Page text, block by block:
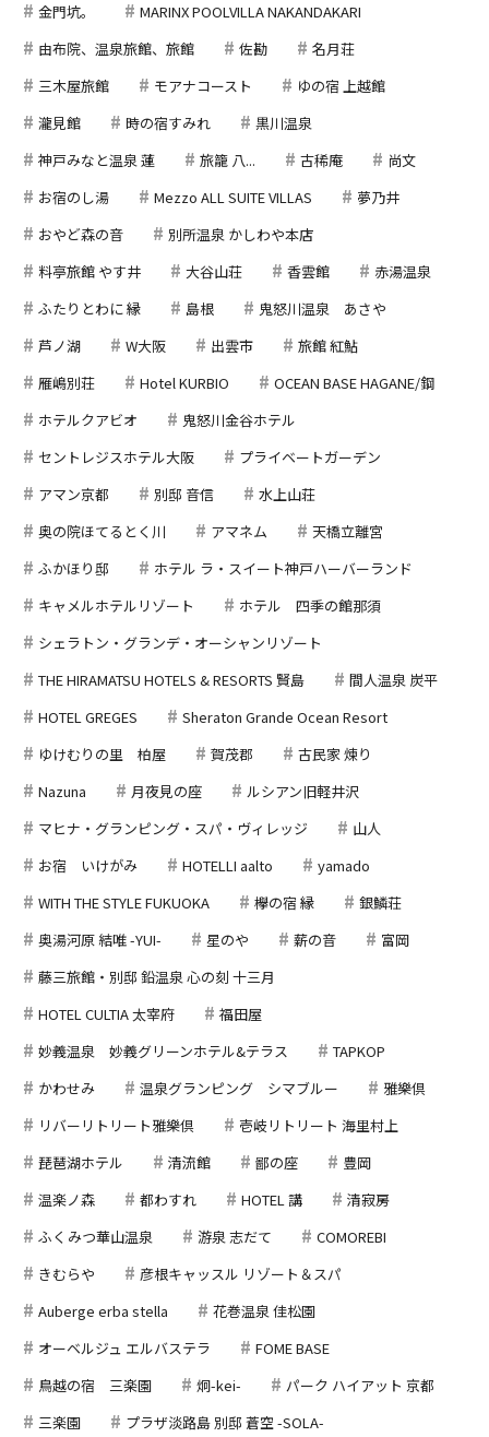
金門坑。
MARINX POOLVILLA NAKANDAKARI
由布院、温泉旅館、旅館
佐勘
名月荘
三木屋旅館
モアナコースト
ゆの宿 上越館
瀧見館
時の宿すみれ
黒川温泉
神戸みなと温泉 蓮
旅籠 八... 古稀庵
尚文
お宿のし湯
Mezzo ALL SUITE VILLAS
夢乃井
おやど森の音
別所温泉 かしわや本店
料亭旅館 やす井
大谷山荘 香雲館
赤湯温泉
ふたりとわに 縁
島根
鬼怒川温泉 あさや
芦ノ湖
W大阪 出雲市
旅館 紅鮎
雁嶋別荘
Hotel KURBIO
OCEAN BASE HAGANE/鋼
ホテルクアビオ
鬼怒川金谷ホテル
セントレジスホテル大阪
プライベートガーデン
アマン京都
別邸 音信
水上山荘
奥の院ほてるとく川
アマネム
天橋立離宮
ふかほり邸
ホテル ラ・スイート神戸ハーバーランド
キャメルホテルリゾート
ホテル 四季の館那須
シェラトン・グランデ・オーシャンリゾート
THE HIRAMATSU HOTELS & RESORTS 賢島
間人温泉 炭平
HOTEL GREGES
Sheraton Grande Ocean Resort
ゆけむりの里 柏屋
賀茂郡
古民家 煉り
Nazuna
月夜見の座
ルシアン旧軽井沢
マヒナ・グランピング・スパ・ヴィレッジ
山人
お宿 いけがみ
HOTELLI aalto
yamado
WITH THE STYLE FUKUOKA
欅の宿 縁
銀鱗荘
奥湯河原 結唯 -YUI-
星のや 薪の音
富岡
藤三旅館・別邸 鉛温泉 心の刻 十三月
HOTEL CULTIA 太宰府
福田屋
妙義温泉 妙義グリーンホテル&テラス
TAPKOP
かわせみ
温泉グランピング シマブルー
雅樂倶
リバーリトリート雅樂倶
壱岐リトリート 海里村上
琵琶湖ホテル
清流館 鄙の座
豊岡
温楽ノ森
都わすれ HOTEL 講
清寂房
ふくみつ華山温泉
游泉 志だて
COMOREBI
きむらや
彦根キャッスル リゾート＆スパ
Auberge erba stella
花巻温泉 佳松園
オーベルジュ エルバステラ
FOME BASE
鳥越の宿 三楽園
炯-kei-
パーク ハイアット 京都
三楽園
プラザ淡路島 別邸 蒼空 -SOLA-